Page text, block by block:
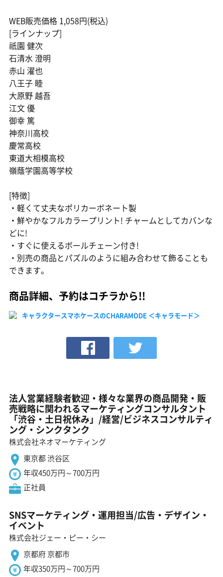
WEB販売価格 1,058円(税込)
[ラインナップ]
祇園 健次
石清水 澄明
赤山 濯也
八王子 睦
大原野 越吾
江文 優
御幸 篤
神奈川高校
慶常高校
東道大相模高校
嶺蔭学園高等学校
[特徴]
・軽くて丈夫なポリカーボネート製
・鮮やかなフルカラープリント! チャームとしてカバンな
どに!
・すぐに使えるボールチェーン付き!
・別売の商品とパズルのように組み合わせて飾ることも
できます。
商品詳細、予約はコチラから!!
キャラクタースマホケースのCHARAMODE ＜キャラモード＞
法人営業経験者歓迎・様々な業界の商品開発・販
売戦略に関われるマーケティングコンサルタント
「渋谷・土日祝休み」/経営/ビジネスコンサルティ
ング・シンクタンク
株式会社ネオマーケティング
東京都 渋谷区
年収450万円～700万円
正社員
SNSマーケティング・運用担当/広告・デザイン・
イベント
株式会社ジェー・ピー・シー
京都府 京都市
年収350万円～700万円